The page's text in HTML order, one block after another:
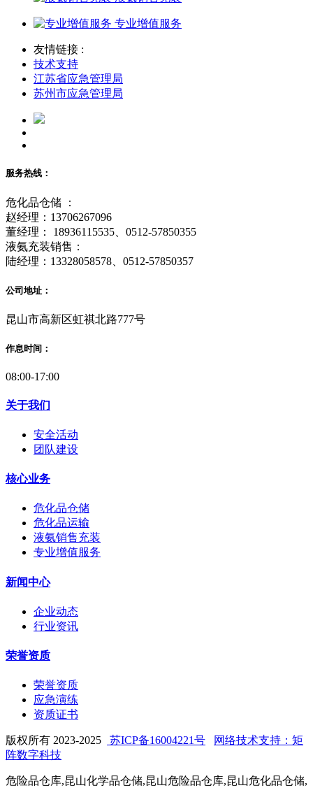
专业增值服务
友情链接 :
技术支持
江苏省应急管理局
苏州市应急管理局
服务热线：
危化品仓储 ：
赵经理：13706267096
董经理： 18936115535、0512-57850355
液氨充装销售：
陆经理：13328058578、0512-57850357
公司地址：
昆山市高新区虹祺北路777号
作息时间：
08:00-17:00
关于我们
安全活动
团队建设
核心业务
危化品仓储
危化品运输
液氨销售充装
专业增值服务
新闻中心
企业动态
行业资讯
荣誉资质
荣誉资质
应急演练
资质证书
版权所有 2023-2025 苏ICP备16004221号
网络技术支持：矩
阵数字科技
危险品仓库,昆山化学品仓储,昆山危险品仓库,昆山危化品仓储,